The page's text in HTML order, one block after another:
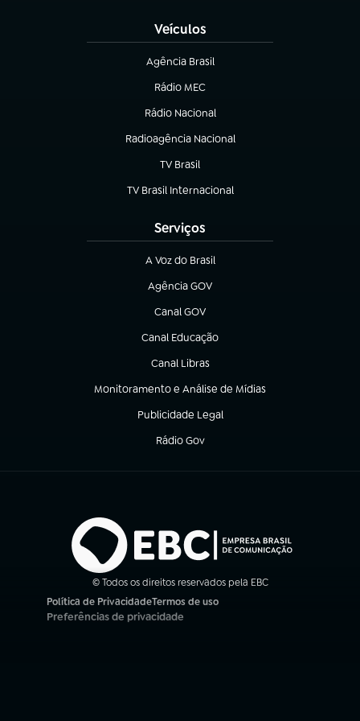
Veículos
Agência Brasil
(abre em nova aba)
Rádio MEC
Rádio Nacional
(abre em nova aba)
Radioagência Nacional
(abre em nova aba)
TV Brasil
(abre em nova aba)
TV Brasil Internacional
(abre em nova aba)
Serviços
A Voz do Brasil
(abre em nova aba)
Agência GOV
(abre em nova aba)
Canal GOV
(abre em nova aba)
Canal Educação
(abre em nova aba)
Canal Libras
(abre em nova aba)
Monitoramento e Análise de Mídias
(abre em nova aba)
Publicidade Legal
(abre em nova aba)
Rádio Gov
(abre em nova aba)
© Todos os direitos reservados pela EBC
Política de Privacidade
(abre em nova aba)
Termos de uso
(abre em nova aba)
Preferências de privacidade